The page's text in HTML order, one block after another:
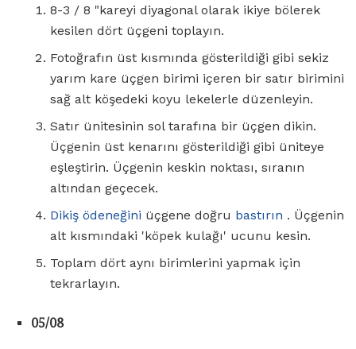
8-3 / 8 "kareyi diyagonal olarak ikiye bölerek
kesilen dört üçgeni toplayın.
Fotoğrafın üst kısmında gösterildiği gibi sekiz
yarım kare üçgen birimi içeren bir satır birimini
sağ alt köşedeki koyu lekelerle düzenleyin.
Satır ünitesinin sol tarafına bir üçgen dikin.
Üçgenin üst kenarını gösterildiği gibi üniteye
eşleştirin. Üçgenin keskin noktası, sıranın
altından geçecek.
Dikiş ödeneğini üçgene doğru bastırın . Üçgenin
alt kısmındaki 'köpek kulağı' ucunu kesin.
Toplam dört aynı birimlerini yapmak için
tekrarlayın.
05/08